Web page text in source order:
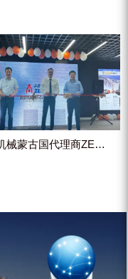
水井专用螺杆空压机
雾炮机
洗轮机
志高机械蒙古国代理商ZEGA客...